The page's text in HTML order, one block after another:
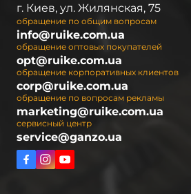
г. Киев, ул. Жилянская, 75
обращение по общим вопросам
info@ruike.com.ua
обращение оптовых покупателей
opt@ruike.com.ua
обращение корпоративных клиентов
corp@ruike.com.ua
обращение по вопросам рекламы
marketing@ruike.com.ua
сервисный центр
service@ganzo.ua